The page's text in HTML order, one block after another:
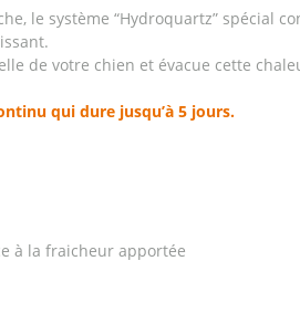
le système “Hydroquartz” spécial
de votre chien et évacue cette
qui dure jusqu’à 5 jours.
à la fraicheur apportée